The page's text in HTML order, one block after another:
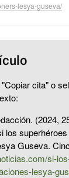
lesya-guseva/
cita" o
(2024,
los
Guseva.
si-
lesya-